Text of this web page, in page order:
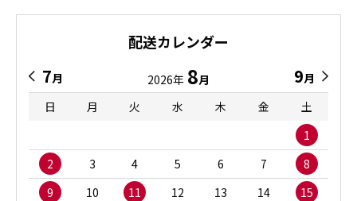
配送カレンダー
7月 2026年 8月 9月
日
月 火 水 木 金
土
1
2
3 4 5 6 7
8
9
10 11 12 13 14
15